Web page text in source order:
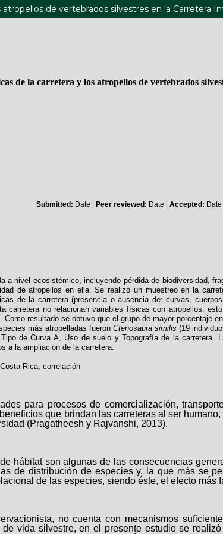
de vertebrados silvestres en la Carretera